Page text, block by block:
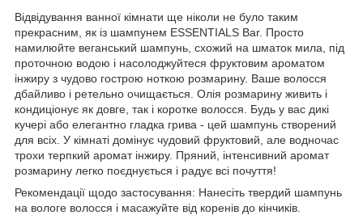
Відвідування ванної кімнати ще ніколи не було таким
прекрасним, як із шампунем ESSENTIALS Bar. Просто
намилюйте веганський шампунь, схожий на шматок мила, під
проточною водою і насолоджуйтеся фруктовим ароматом
інжиру з чудово гострою ноткою розмарину. Ваше волосся
дбайливо і ретельно очищається. Олія розмарину живить і
кондиціонує як довге, так і коротке волосся. Будь у вас дикі
кучері або елегантно гладка грива - цей шампунь створений
для всіх. У кімнаті домінує чудовий фруктовий, але водночас
трохи терпкий аромат інжиру. Пряний, інтенсивний аромат
розмарину легко поєднується і радує всі почуття!
Рекомендації щодо застосування: Нанесіть твердий шампунь
на вологе волосся і масажуйте від коренів до кінчиків.